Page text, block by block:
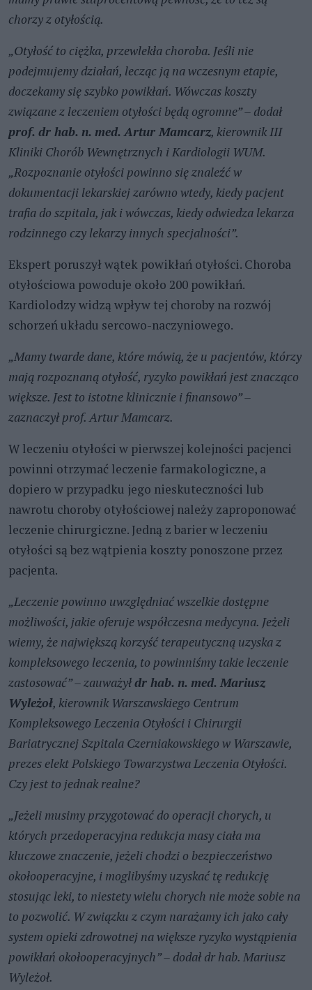
chorzy z otyłością.
„Otyłość to ciężka, przewlekła choroba. Jeśli nie
podejmujemy działań, lecząc ją na wczesnym etapie,
doczekamy się szybko powikłań. Wówczas koszty
związane z leczeniem otyłości będą ogromne” – dodał
prof. dr hab. n. med. Artur Mamcarz, kierownik III
Kliniki Chorób Wewnętrznych i Kardiologii WUM.
„Rozpoznanie otyłości powinno się znaleźć w
dokumentacji lekarskiej zarówno wtedy, kiedy pacjent
trafia do szpitala, jak i wówczas, kiedy odwiedza lekarza
rodzinnego czy lekarzy innych specjalności”.
Ekspert poruszył wątek powikłań otyłości. Choroba
otyłościowa powoduje około 200 powikłań.
Kardiolodzy widzą wpływ tej choroby na rozwój
schorzeń układu sercowo-naczyniowego.
„Mamy twarde dane, które mówią, że u pacjentów, którzy
mają rozpoznaną otyłość, ryzyko powikłań jest znacząco
większe. Jest to istotne klinicznie i finansowo” –
zaznaczył prof. Artur Mamcarz.
W leczeniu otyłości w pierwszej kolejności pacjenci
powinni otrzymać leczenie farmakologiczne, a
dopiero w przypadku jego nieskuteczności lub
nawrotu choroby otyłościowej należy zaproponować
leczenie chirurgiczne. Jedną z barier w leczeniu
otyłości są bez wątpienia koszty ponoszone przez
pacjenta.
„Leczenie powinno uwzględniać wszelkie dostępne
możliwości, jakie oferuje współczesna medycyna. Jeżeli
wiemy, że największą korzyść terapeutyczną uzyska z
kompleksowego leczenia, to powinniśmy takie leczenie
zastosować” – zauważyłdr hab. n. med. Mariusz
Wyleżoł, kierownik Warszawskiego Centrum
Kompleksowego Leczenia Otyłości i Chirurgii
Bariatrycznej Szpitala Czerniakowskiego w Warszawie,
prezes elekt Polskiego Towarzystwa Leczenia Otyłości.
Czy jest to jednak realne?
„Jeżeli musimy przygotować do operacji chorych, u
których przedoperacyjna redukcja masy ciała ma
kluczowe znaczenie, jeżeli chodzi o bezpieczeństwo
okołooperacyjne, i moglibyśmy uzyskać tę redukcję
stosując leki, to niestety wielu chorych nie może sobie na
to pozwolić. W związku z czym narażamy ich jako cały
system opieki zdrowotnej na większe ryzyko wystąpienia
powikłań okołooperacyjnych” – dodał dr hab. Mariusz
Wyleżoł.